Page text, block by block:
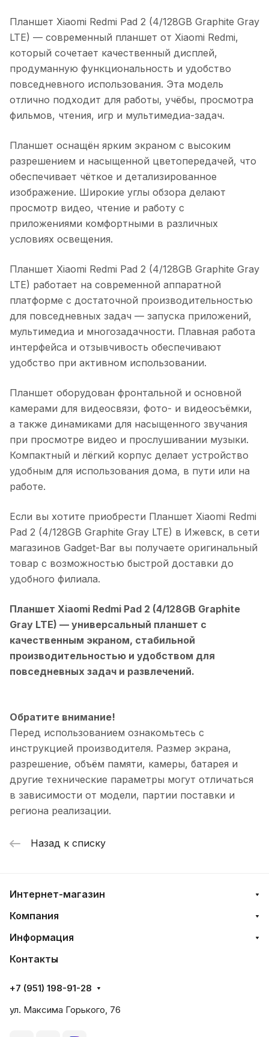
Планшет Xiaomi Redmi Pad 2 (4/128GB Graphite Gray
LTE) — современный планшет от Xiaomi Redmi,
который сочетает качественный дисплей,
продуманную функциональность и удобство
повседневного использования. Эта модель
отлично подходит для работы, учёбы, просмотра
фильмов, чтения, игр и мультимедиа-задач.
Планшет оснащён ярким экраном с высоким
разрешением и насыщенной цветопередачей, что
обеспечивает чёткое и детализированное
изображение. Широкие углы обзора делают
просмотр видео, чтение и работу с
приложениями комфортными в различных
условиях освещения.
Планшет Xiaomi Redmi Pad 2 (4/128GB Graphite Gray
LTE) работает на современной аппаратной
платформе с достаточной производительностью
для повседневных задач — запуска приложений,
мультимедиа и многозадачности. Плавная работа
интерфейса и отзывчивость обеспечивают
удобство при активном использовании.
Планшет оборудован фронтальной и основной
камерами для видеосвязи, фото- и видеосъёмки,
а также динамиками для насыщенного звучания
при просмотре видео и прослушивании музыки.
Компактный и лёгкий корпус делает устройство
удобным для использования дома, в пути или на
работе.
Если вы хотите приобрести Планшет Xiaomi Redmi
Pad 2 (4/128GB Graphite Gray LTE) в Ижевск, в сети
магазинов Gadget-Bar вы получаете оригинальный
товар с возможностью быстрой доставки до
удобного филиала.
Планшет Xiaomi Redmi Pad 2 (4/128GB Graphite
Gray LTE) — универсальный планшет с
качественным экраном, стабильной
производительностью и удобством для
повседневных задач и развлечений.
Обратите внимание!
Перед использованием ознакомьтесь с
инструкцией производителя. Размер экрана,
разрешение, объём памяти, камеры, батарея и
другие технические параметры могут отличаться
в зависимости от модели, партии поставки и
региона реализации.
Назад к списку
Интернет-магазин
Компания
Информация
Контакты
+7 (951) 198-91-28
ул. Максима Горького, 76